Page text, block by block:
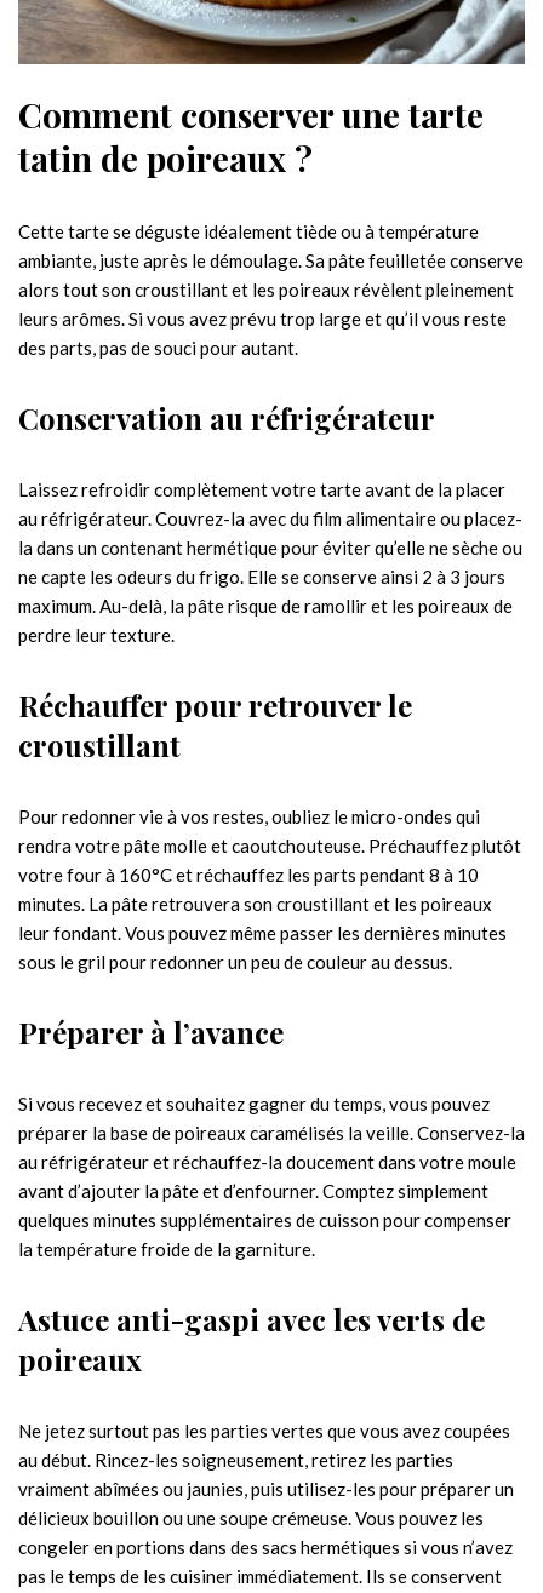
Comment conserver une tarte
tatin de poireaux ?
Cette tarte se déguste idéalement tiède ou à température
ambiante, juste après le démoulage. Sa pâte feuilletée conserve
alors tout son croustillant et les poireaux révèlent pleinement
leurs arômes. Si vous avez prévu trop large et qu’il vous reste
des parts, pas de souci pour autant.
Conservation au réfrigérateur
Laissez refroidir complètement votre tarte avant de la placer
au réfrigérateur. Couvrez-la avec du film alimentaire ou placez-
la dans un contenant hermétique pour éviter qu’elle ne sèche ou
ne capte les odeurs du frigo. Elle se conserve ainsi 2 à 3 jours
maximum. Au-delà, la pâte risque de ramollir et les poireaux de
perdre leur texture.
Réchauffer pour retrouver le
croustillant
Pour redonner vie à vos restes, oubliez le micro-ondes qui
rendra votre pâte molle et caoutchouteuse. Préchauffez plutôt
votre four à 160°C et réchauffez les parts pendant 8 à 10
minutes. La pâte retrouvera son croustillant et les poireaux
leur fondant. Vous pouvez même passer les dernières minutes
sous le gril pour redonner un peu de couleur au dessus.
Préparer à l’avance
Si vous recevez et souhaitez gagner du temps, vous pouvez
préparer la base de poireaux caramélisés la veille. Conservez-la
au réfrigérateur et réchauffez-la doucement dans votre moule
avant d’ajouter la pâte et d’enfourner. Comptez simplement
quelques minutes supplémentaires de cuisson pour compenser
la température froide de la garniture.
Astuce anti-gaspi avec les verts de
poireaux
Ne jetez surtout pas les parties vertes que vous avez coupées
au début. Rincez-les soigneusement, retirez les parties
vraiment abîmées ou jaunies, puis utilisez-les pour préparer un
délicieux bouillon ou une soupe crémeuse. Vous pouvez les
congeler en portions dans des sacs hermétiques si vous n’avez
pas le temps de les cuisiner immédiatement. Ils se conservent